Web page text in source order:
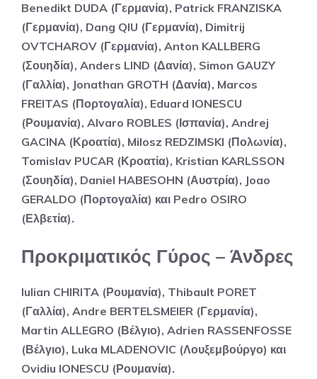
Benedikt DUDA (Γερμανία), Patrick FRANZISKA
(Γερμανία), Dang QIU (Γερμανία), Dimitrij
OVTCHAROV (Γερμανία), Anton KALLBERG
(Σουηδία), Anders LIND (Δανία), Simon GAUZY
(Γαλλία), Jonathan GROTH (Δανία), Marcos
FREITAS (Πορτογαλία), Eduard IONESCU
(Ρουμανία), Alvaro ROBLES (Ισπανία), Andrej
GACINA (Κροατία), Milosz REDZIMSKI (Πολωνία),
Tomislav PUCAR (Κροατία), Kristian KARLSSON
(Σουηδία), Daniel HABESOHN (Αυστρία), Joao
GERALDO (Πορτογαλία) και Pedro OSIRO
(Ελβετία).
Προκριματικός Γύρος – Άνδρες
Iulian CHIRITA (Ρουμανία), Thibault PORET
(Γαλλία), Andre BERTELSMEIER (Γερμανία),
Martin ALLEGRO (Βέλγιο), Adrien RASSENFOSSE
(Βέλγιο), Luka MLADENOVIC (Λουξεμβούργο) και
Ovidiu IONESCU (Ρουμανία).